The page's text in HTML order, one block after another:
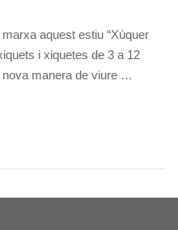
aquest estiu “Xúquer
i xiquetes de 3 a 12
manera de viure …